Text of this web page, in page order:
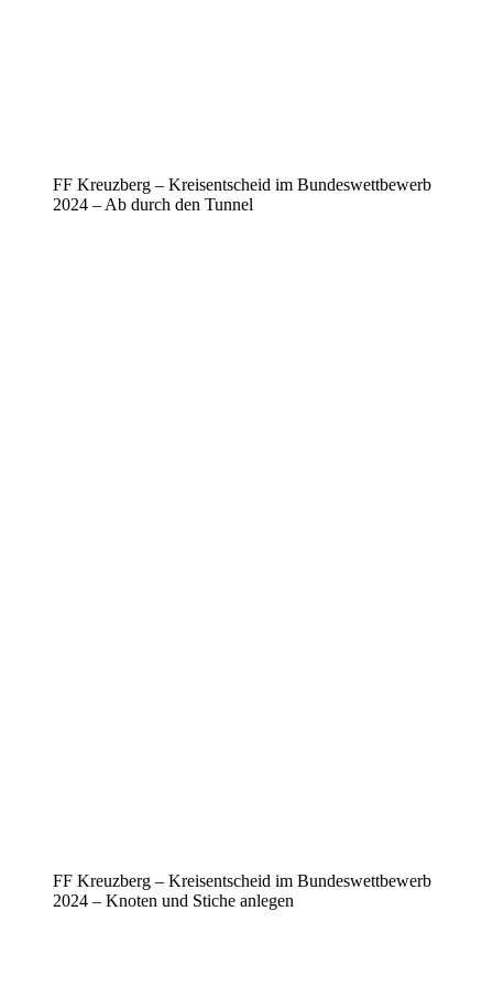
FF Kreuzberg – Kreisentscheid im Bundeswettbewerb
2024 – Ab durch den Tunnel
FF Kreuzberg – Kreisentscheid im Bundeswettbewerb
2024 – Knoten und Stiche anlegen